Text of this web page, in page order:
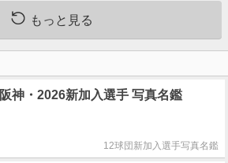
もっと見る
阪神・2026新加入選手 写真名鑑
12球団新加入選手写真名鑑